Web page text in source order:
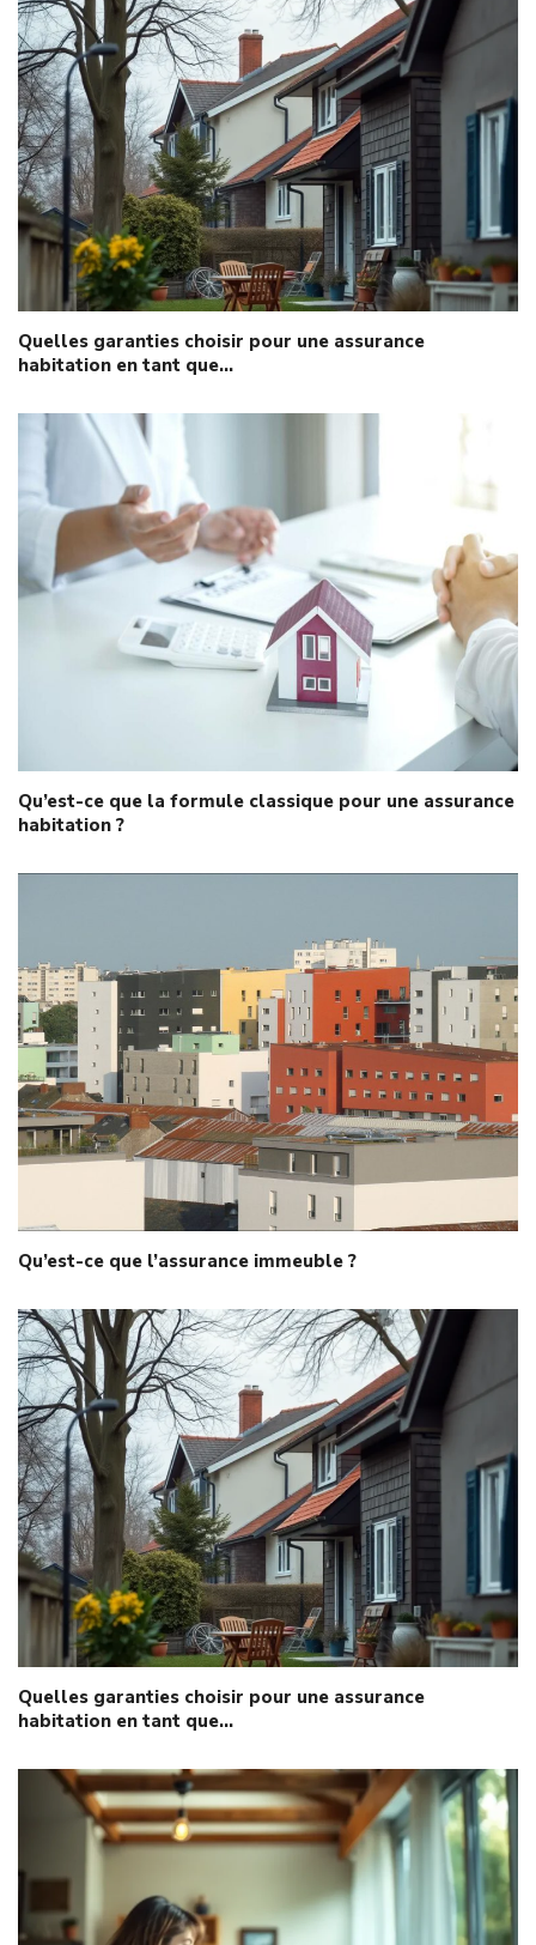
Quelles garanties choisir pour une assurance
habitation en tant que…
Qu’est-ce que la formule classique pour une assurance
habitation ?
Qu’est-ce que l’assurance immeuble ?
Quelles garanties choisir pour une assurance
habitation en tant que…